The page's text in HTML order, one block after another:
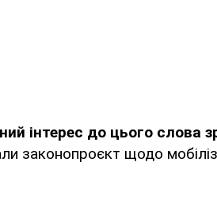
інтерес до цього слова
законопроєкт щодо